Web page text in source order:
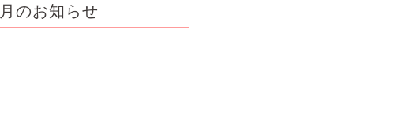
のお知らせ